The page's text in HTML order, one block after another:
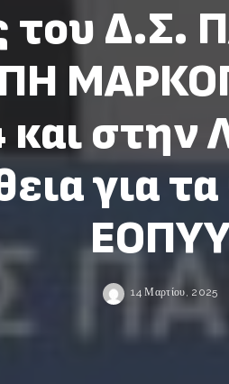
του Δ.Σ.
και στην
για
14 Μαρτίου, 2025